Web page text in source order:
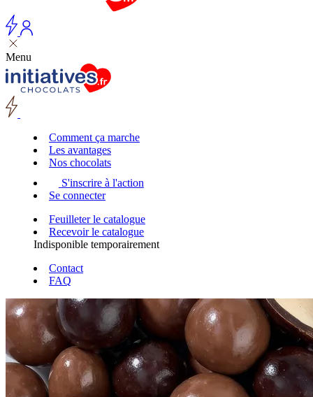
Menu
Comment ça marche
Les avantages
Nos chocolats
S'inscrire à l'action
Se connecter
Feuilleter le catalogue
Recevoir le catalogue
Indisponible temporairement
Contact
FAQ